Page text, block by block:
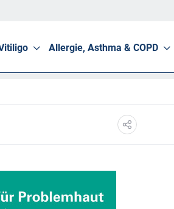
Allergie, Asthma & COPD